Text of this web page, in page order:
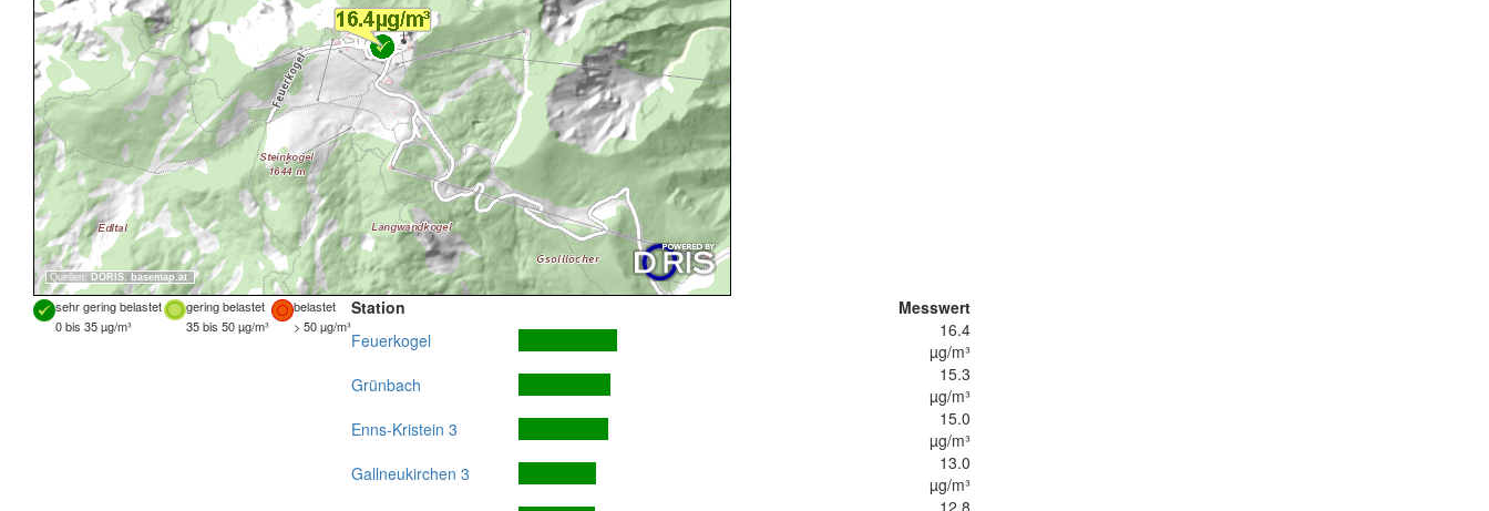
Quellen: DORIS, basemap.at
sehr gering belastet gering belastet
belastet
0 bis 35 µg/m³
35 bis 50 µg/m³ > 50 µg/m³
Station
Messwert
Feuerkogel
16.4
µg/m³
Grünbach
15.3
µg/m³
Enns-Kristein 3
15.0
µg/m³
Gallneukirchen 3
13.0
µg/m³
12.8